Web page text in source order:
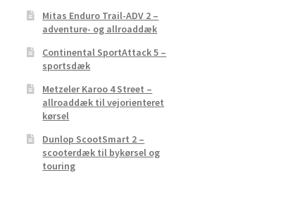
Mitas Enduro Trail-ADV 2 –
adventure- og allroaddæk
Continental SportAttack 5 –
sportsdæk
Metzeler Karoo 4 Street –
allroaddæk til vejorienteret
kørsel
Dunlop ScootSmart 2 –
scooterdæk til bykørsel og
touring